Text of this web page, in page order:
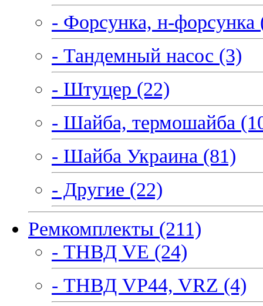
- Форсунка, н-форсунка
- Тандемный насос (3)
- Штуцер (22)
- Шайба, термошайба
- Шайба Украина (81)
- Другие (22)
Ремкомплекты (211)
- ТНВД VE (24)
- ТНВД VP44, VRZ (4)